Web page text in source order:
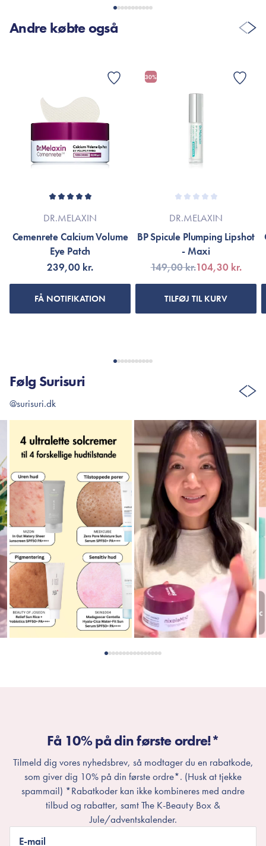
Andre købte også
DR.MELAXIN
Cemenrete Calcium Volume
Eye Patch
239,00 kr.
FÅ NOTIFIKATION
30%
DR.MELAXIN
BP Spicule Plumping Lipshot
- Maxi
149,00 kr.104,30 kr.
TILFØJ TIL KURV
Følg Surisuri
@surisuri.dk
Få 10% på din første ordre!*
Tilmeld dig vores nyhedsbrev, så modtager du en rabatkode,
som giver dig 10% på din første ordre*. (Husk at tjekke
spammail) *Rabatkoder kan ikke kombineres med andre
tilbud og rabatter, samt The K-Beauty Box &
Jule/adventskalender.
E-mail